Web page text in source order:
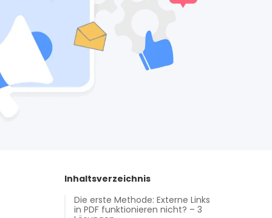
Inhaltsverzeichnis
Die erste Methode: Externe Links
in PDF funktionieren nicht? – 3